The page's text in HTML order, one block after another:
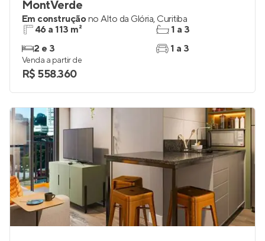
MontVerde
Em construçãono Alto da Glória, Curitiba
46 a 113 m²
2 e 3
1 a 3
1 a 3
Venda a partir de
R$ 558.360